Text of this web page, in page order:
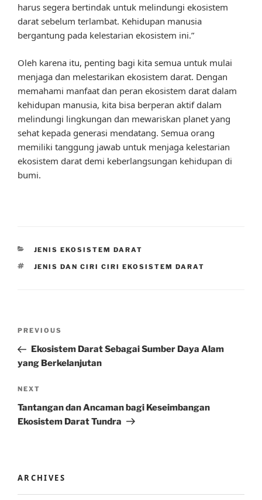
harus segera bertindak untuk melindungi ekosistem
darat sebelum terlambat. Kehidupan manusia
bergantung pada kelestarian ekosistem ini.”
Oleh karena itu, penting bagi kita semua untuk mulai
menjaga dan melestarikan ekosistem darat. Dengan
memahami manfaat dan peran ekosistem darat dalam
kehidupan manusia, kita bisa berperan aktif dalam
melindungi lingkungan dan mewariskan planet yang
sehat kepada generasi mendatang. Semua orang
memiliki tanggung jawab untuk menjaga kelestarian
ekosistem darat demi keberlangsungan kehidupan di
bumi.
CATEGORIES
JENIS EKOSISTEM DARAT
TAGS
JENIS DAN CIRI CIRI EKOSISTEM DARAT
Previous
Post
PREVIOUS
Ekosistem Darat Sebagai Sumber Daya Alam
yang Berkelanjutan
Next
Post
NEXT
Tantangan dan Ancaman bagi Keseimbangan
Ekosistem Darat Tundra
ARCHIVES